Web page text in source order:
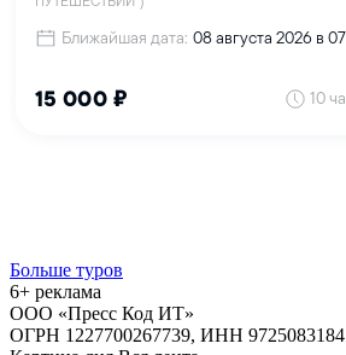
Больше туров
6+ реклама
ООО «Пресс Код ИТ»
ОГРН 1227700267739, ИНН 9725083184